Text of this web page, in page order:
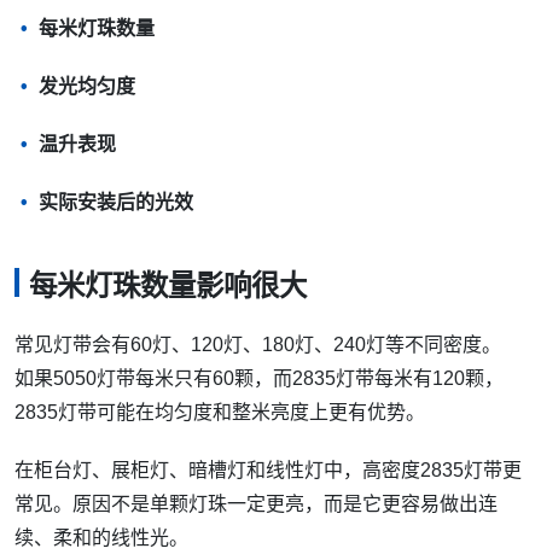
每米灯珠数量
发光均匀度
温升表现
实际安装后的光效
每米灯珠数量影响很大
常见灯带会有60灯、120灯、180灯、240灯等不同密度。
如果5050灯带每米只有60颗，而2835灯带每米有120颗，
2835灯带可能在均匀度和整米亮度上更有优势。
在柜台灯、展柜灯、暗槽灯和线性灯中，高密度2835灯带更
常见。原因不是单颗灯珠一定更亮，而是它更容易做出连
续、柔和的线性光。